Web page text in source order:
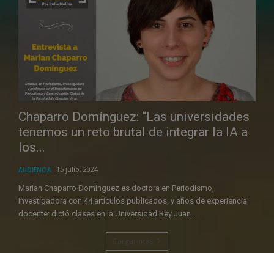
Chaparro Domínguez: “Las universidades
tenemos un reto brutal de integrar la IA a
los...
AUDIENCIA 15 julio, 2024
Marian Chaparro Domínguez es doctora en Periodismo,
investigadora con 44 artículos publicados, y años de experiencia
docente: dictó clases en la Universidad Rey Juan...
Cargar más